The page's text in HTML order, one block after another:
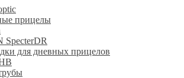
прицелы
SpecterDR
для дневных прицелов